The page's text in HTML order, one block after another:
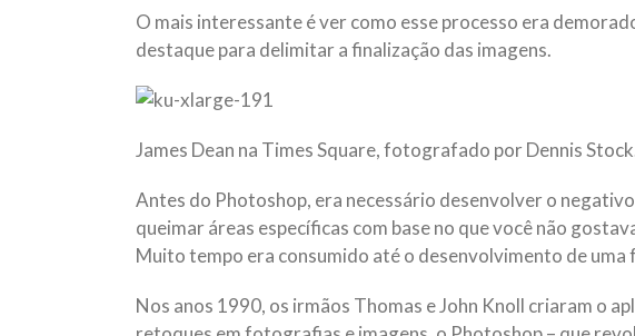
O mais interessante é ver como esse processo era
destaque para delimitar a finalização das imagens.
James Dean na Times Square, fotografado por Dennis
Antes do Photoshop, era necessário desenvolver o
queimar áreas específicas com base no que você não
Muito tempo era consumido até o desenvolvimento de
Nos anos 1990, os irmãos Thomas e John Knoll criaram o